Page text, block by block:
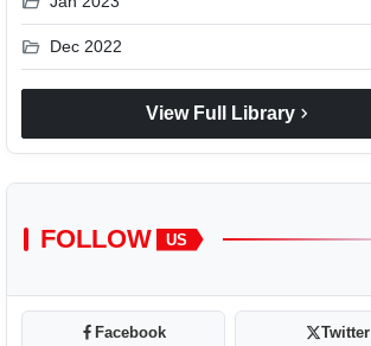
folder_open Dec 2022
View Full Library chevron_right
FOLLOW US
Facebook Twitter